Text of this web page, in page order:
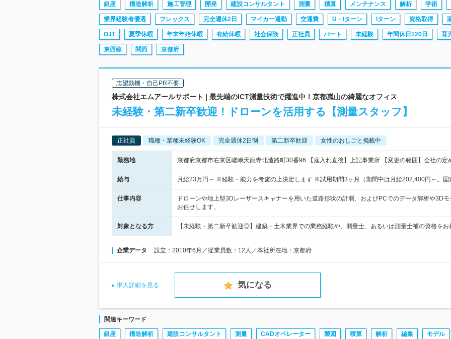
銀座 構造解析 施工管理 開発 建設コンサルタント 測量 積算 メンテナンス 解析 学術
業界経験者優遇 フレックス 完全週休2日 マイカー通勤 交通費 U・Iターン Iターン 資格取得
OJT 夏季休暇 年末年始休暇 有給休暇 社会保険 正社員 パート 未経験 年間休日120日 育
東西線 関西 京都府
志望動機・自己PR不要
株式会社エムアールサポート | 最先端のICT測量技術で躍進中！京都嵐山の綺麗なオフィス
未経験・第二新卒歓迎！ドローンを活用する【測量スタッフ】
正社員 職種・業種未経験OK 完全週休2日制 第二新卒歓迎 女性のおしごと掲載中
勤務地 京都府京都市右京区嵯峨天龍寺北造路町30番96 【雇入れ直後】上記事業所 【変更の範囲】会社の
給与 月給23万円～ ※経験・能力を考慮の上決定します ※試用期間3ヶ月（期間中は月給202,400円～。
仕事内容
ドローンや地上型3Dレーザースキャナーを用いた道路形状の計測、およびPCでのデータ解析や3D
お任せします。
対象となる方 【未経験・第二新卒歓迎◎】建築・土木業界での業務経験や、測量士、あるいは測量士補の資格を
企業データ 設立：2010年6月／従業員数：12人／本社所在地：京都府
求人詳細を見る 気になる
関連キーワード
銀座 構造解析 建設コンサルタント 測量 CADオペレーター 製図 積算 解析 編集 モデル